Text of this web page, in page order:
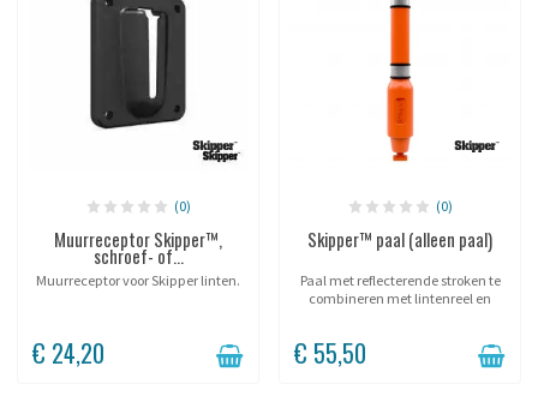
(0)
Muurreceptor Skipper™,
schroef- of...
Muurreceptor voor Skipper linten.
€ 24,20
(0)
Skipper™ paal (alleen paal)
Paal met reflecterende stroken te
combineren met lintenreel en
€ 55,50